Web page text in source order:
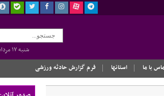
شنبه ۱۷ مرداد ۱۴۰۵ -
با ما استانها فرم گزارش حادثه ورزشی